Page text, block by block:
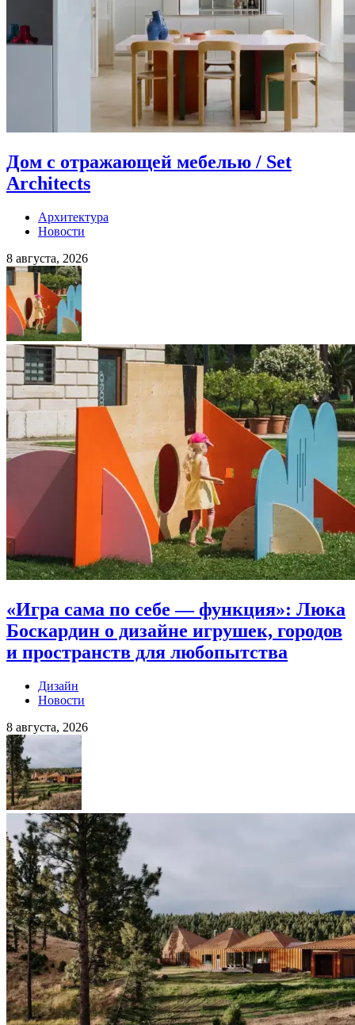
Дом с отражающей мебелью / Set
Architects
Архитектура
Новости
8 августа, 2026
«Игра сама по себе — функция»: Люка
Боскардин о дизайне игрушек, городов
и пространств для любопытства
Дизайн
Новости
8 августа, 2026